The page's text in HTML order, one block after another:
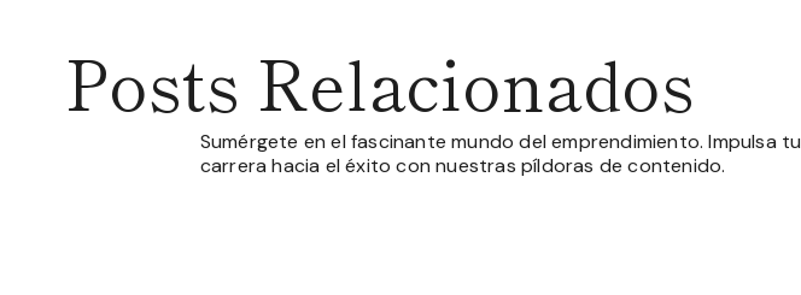
Posts Relacionados
Sumérgete en el fascinante mundo del emprendimiento. Impulsa tu
carrera hacia el éxito con nuestras píldoras de contenido.